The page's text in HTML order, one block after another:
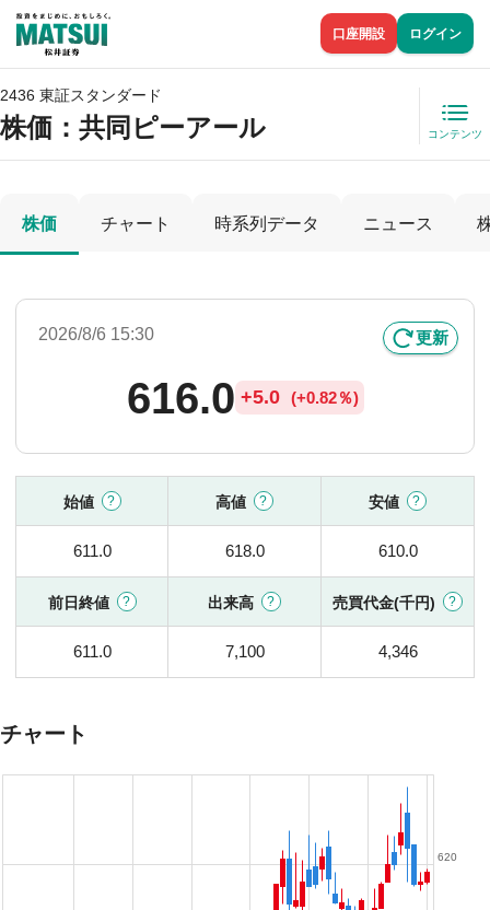
口座開設 ログイン
2436 東証スタンダード
株価 ：共同ピーアール コンテンツ
株価 チャート 時系列データ ニュース
2026/8/6 15:30 更新
616.0 +5.0 (+0.82％)
始値 高値 安値
611.0 618.0 610.0
前日終値 出来高 売買代金(千円)
611.0 7,100 4,346
チャート
620